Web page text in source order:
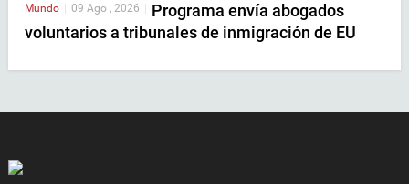
Mundo 09 Ago , 2026
Programa envía abogados
voluntarios a tribunales de inmigración de EU